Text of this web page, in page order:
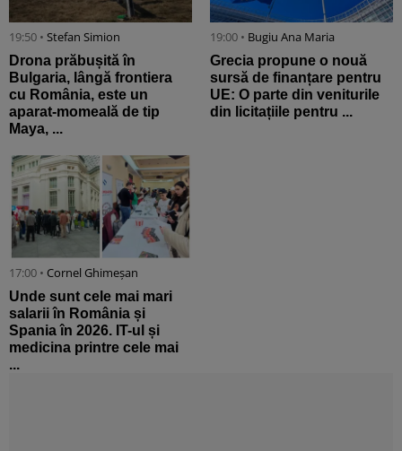
19:50 • Stefan Simion
Drona prăbușită în
Bulgaria, lângă frontiera
cu România, este un
aparat-momeală de tip
Maya, ...
19:00 • Bugiu ⁠Ana Maria
Grecia propune o nouă
sursă de finanțare pentru
UE: O parte din veniturile
din licitațiile pentru ...
17:00 • Cornel Ghimeșan
Unde sunt cele mai mari
salarii în România și
Spania în 2026. IT-ul și
medicina printre cele mai
...